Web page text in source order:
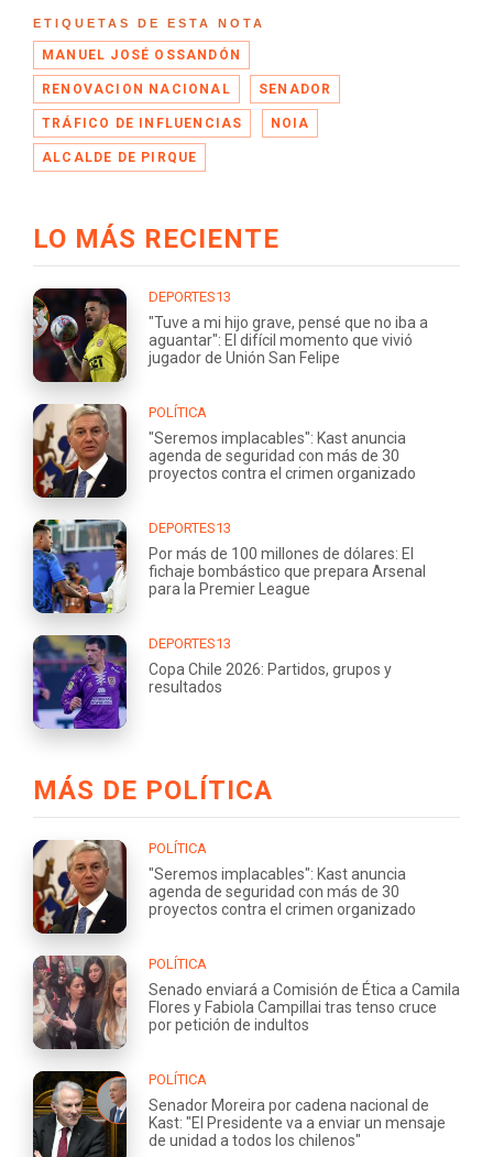
ETIQUETAS DE ESTA NOTA
MANUEL JOSÉ OSSANDÓN
RENOVACION NACIONAL SENADOR
TRÁFICO DE INFLUENCIAS NOIA
ALCALDE DE PIRQUE
LO MÁS RECIENTE
DEPORTES13
"Tuve a mi hijo grave, pensé que no iba a
aguantar": El difícil momento que vivió
jugador de Unión San Felipe
POLÍTICA
"Seremos implacables": Kast anuncia
agenda de seguridad con más de 30
proyectos contra el crimen organizado
DEPORTES13
Por más de 100 millones de dólares: El
fichaje bombástico que prepara Arsenal
para la Premier League
DEPORTES13
Copa Chile 2026: Partidos, grupos y
resultados
MÁS DE POLÍTICA
POLÍTICA
"Seremos implacables": Kast anuncia
agenda de seguridad con más de 30
proyectos contra el crimen organizado
POLÍTICA
Senado enviará a Comisión de Ética a Camila
Flores y Fabiola Campillai tras tenso cruce
por petición de indultos
POLÍTICA
Senador Moreira por cadena nacional de
Kast: "El Presidente va a enviar un mensaje
de unidad a todos los chilenos"